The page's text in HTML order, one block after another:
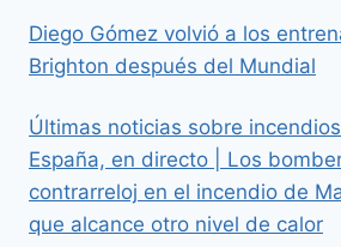
Diego Gómez volvió a los
Brighton después del Mundial
Últimas noticias sobre
España, en directo | Los
contrarreloj en el incendio de
que alcance otro nivel de calor